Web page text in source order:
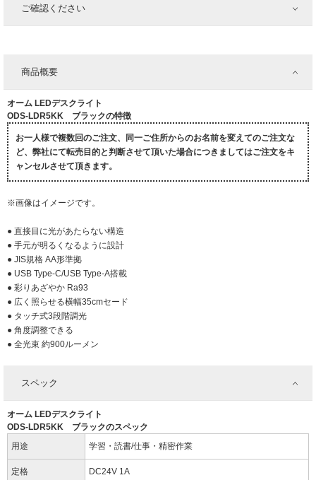
ご確認ください
商品概要
オーム LEDデスクライト
ODS-LDR5KK ブラックの特徴
お一人様で複数回のご注文、同一ご住所からのお名前を変えてのご注文な
ど、弊社にて転売目的と判断させて頂いた場合につきましてはご注文をキ
ャンセルさせて頂きます。
※画像はイメージです。
● 直接目に光があたらない構造
● 手元が明るくなるように設計
● JIS規格 AA形準拠
● USB Type-C/USB Type-A搭載
● 彩りあざやか Ra93
● 広く照らせる横幅35cmセード
● タッチ式3段階調光
● 角度調整できる
● 全光束 約900ルーメン
スペック
オーム LEDデスクライト
ODS-LDR5KK ブラックのスペック
用途
学習・読書/仕事・精密作業
定格 DC24V 1A